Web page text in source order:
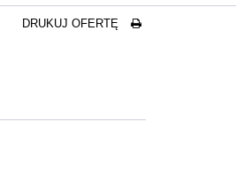
DRUKUJ OFERTĘ